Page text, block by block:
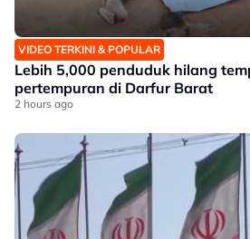
VIDEO TERKINI & POPULAR
Lebih 5,000 penduduk hilang
pertempuran di Darfur Barat
2 hours ago